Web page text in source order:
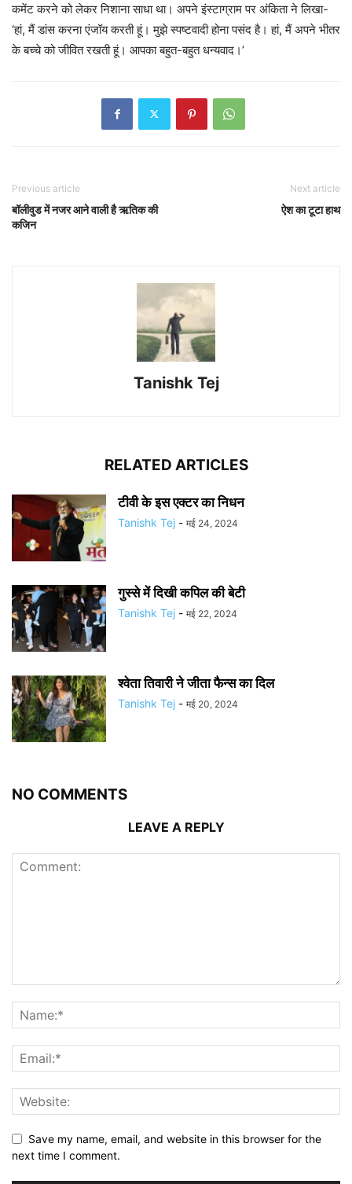
कमेंट करने को लेकर निशाना साधा था। अपने इंस्टाग्राम पर अंकिता ने लिखा-
‘हां, मैं डांस करना एंजॉय करती हूं। मुझे स्पष्टवादी होना पसंद है। हां, मैं अपने भीतर
के बच्चे को जीवित रखती हूं। आपका बहुत-बहुत धन्यवाद।’
Previous article
बॉलीवुड में नजर आने वाली है ऋतिक की
कजिन
Next article
ऐश का टूटा हाथ
Tanishk Tej
RELATED ARTICLES
टीवी के इस एक्टर का निधन
Tanishk Tej - मई 24, 2024
गुस्से में दिखी कपिल की बेटी
Tanishk Tej - मई 22, 2024
श्वेता तिवारी ने जीता फैन्स का दिल
Tanishk Tej - मई 20, 2024
NO COMMENTS
LEAVE A REPLY
Save my name, email, and website in this browser for the
next time I comment.